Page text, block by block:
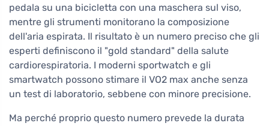
pedala su una bicicletta con una maschera sul viso,
mentre gli strumenti monitorano la composizione
dell'aria espirata. Il risultato è un numero preciso che gli
esperti definiscono il "gold standard" della salute
cardiorespiratoria. I moderni sportwatch e gli
smartwatch possono stimare il VO2 max anche senza
un test di laboratorio, sebbene con minore precisione.
Ma perché proprio questo numero prevede la durata